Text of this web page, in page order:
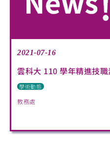
2021-07-16
雲科大 110 學年精進技
學術動態
教務處